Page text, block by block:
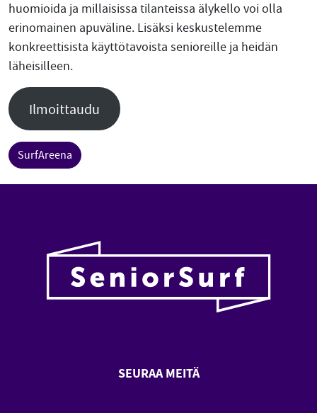
huomioida ja millaisissa tilanteissa älykello voi olla
erinomainen apuväline. Lisäksi keskustelemme
konkreettisista käyttötavoista senioreille ja heidän
läheisilleen.
Ilmoittaudu
SurfAreena
SEURAA MEITÄ